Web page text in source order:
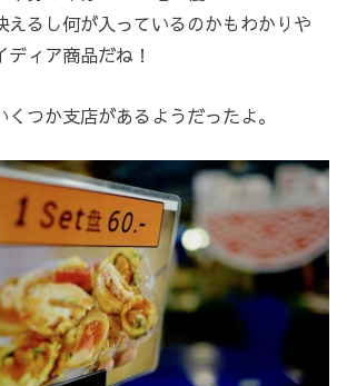
えるし何が入っているのかもわかりや
ィア商品だね！
つか支店があるようだったよ。